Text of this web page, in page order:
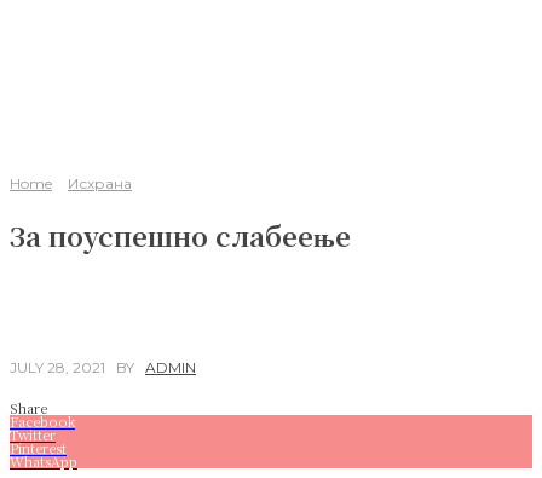
Home Исхрана
За поуспешно слабеење
JULY 28, 2021 BY ADMIN
Share
Facebook
Twitter
Pinterest
WhatsApp